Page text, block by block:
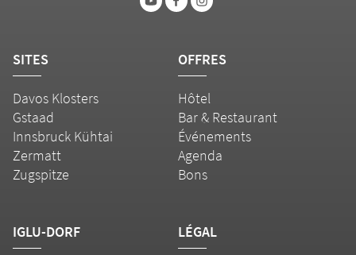
SITES
Davos Klosters
Gstaad
Innsbruck Kühtai
Zermatt
Zugspitze
OFFRES
Hôtel
Bar & Restaurant
Événements
Agenda
Bons
IGLU-DORF LÉGAL